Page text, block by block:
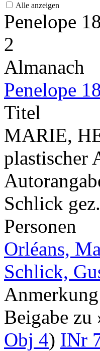
Alle anzeigen
Penelope
2
Almanach
Penelope
Titel
MARIE,
plastischer
Schlick
Personen
Orléans,
Schlick,
Anmerkung
Beigabe
Obj 4) INr